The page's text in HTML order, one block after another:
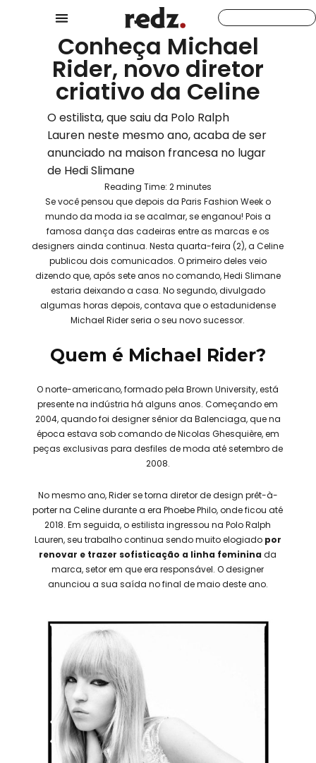
Conheça Michael
Rider, novo diretor
criativo da Celine
O estilista, que saiu da Polo Ralph
Lauren neste mesmo ano, acaba de ser
anunciado na maison francesa no lugar
de Hedi Slimane
Reading Time: 2minutes
Se você pensou que depois da Paris Fashion Week o
mundo da moda ia se acalmar, se enganou! Pois a
famosa dança das cadeiras entre as marcas e os
designers ainda continua. Nesta quarta-feira (2), a Celine
publicou dois comunicados. O primeiro deles veio
dizendo que, após sete anos no comando, Hedi Slimane
estaria deixando a casa. No segundo, divulgado
algumas horas depois, contava que o estadunidense
Michael Rider seria o seu novo sucessor.
Quem é Michael Rider?
O norte-americano, formado pela Brown University, está
presente na indústria há alguns anos. Começando em
2004, quando foi designer sênior da Balenciaga, que na
época estava sob comando de Nicolas Ghesquière, em
peças exclusivas para desfiles de moda até setembro de
2008.
No mesmo ano, Rider se torna diretor de design prêt-à-
porter na Celine durante a era Phoebe Philo, onde ficou até
2018. Em seguida, o estilista ingressou na Polo Ralph
Lauren, seu trabalho continua sendo muito elogiado por
renovar e trazer sofisticação a linha feminina da
marca, setor em que era responsável. O designer
anunciou a sua saída no final de maio deste ano.